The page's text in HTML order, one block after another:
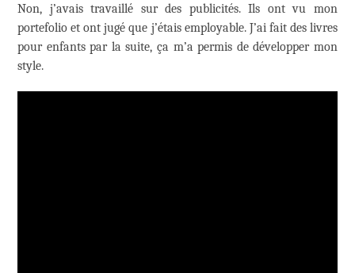
Non, j’avais travaillé sur des publicités. Ils ont vu mon
portefolio et ont jugé que j’étais employable. J’ai fait des livres
pour enfants par la suite, ça m’a permis de développer mon
style.